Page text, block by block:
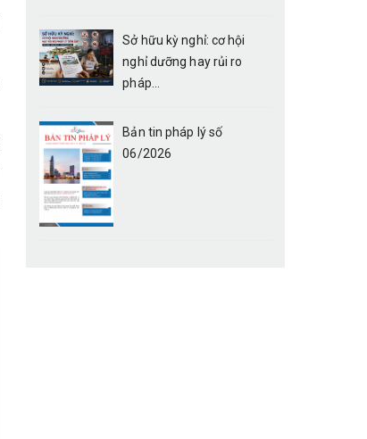
Sở hữu kỳ nghỉ: cơ hội
nghỉ dưỡng hay rủi ro
pháp...
Bản tin pháp lý số
06/2026